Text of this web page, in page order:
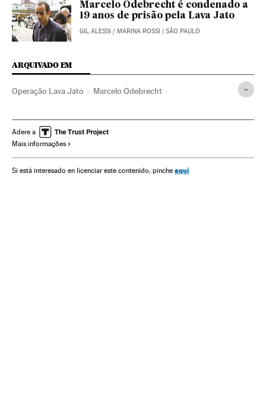
Marcelo Odebrecht é condenado a
19 anos de prisão pela Lava Jato
GIL ALESSI / MARINA ROSSI | SÃO PAULO
ARQUIVADO EM
Operação Lava Jato Marcelo Odebrecht
Escândalos políticos Polícia Federal
Financiamento partidos Corrupção política
Adere a
Mais informações
Si está interesado en licenciar este contenido, pinche aquí